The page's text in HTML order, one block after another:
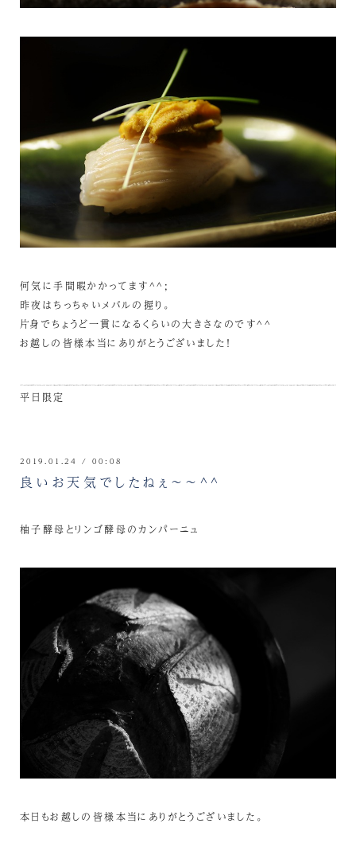
何気に手間暇かかってます^^;
昨夜はちっちゃいメバルの握り。
片身でちょうど一貫になるくらいの大きさなのです^^
お越しの皆様本当にありがとうございました！
平日限定
2019.01.24 / 00:08
良いお天気でしたねぇ～～^^
柚子酵母とリンゴ酵母のカンパーニュ
本日もお越しの皆様本当にありがとうございました。